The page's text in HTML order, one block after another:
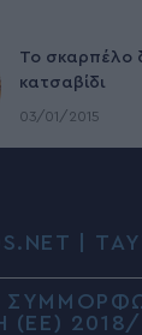
To σκαρπέλο
κατσαβίδι
03/01/2015
|
(ΕΕ) 2018/